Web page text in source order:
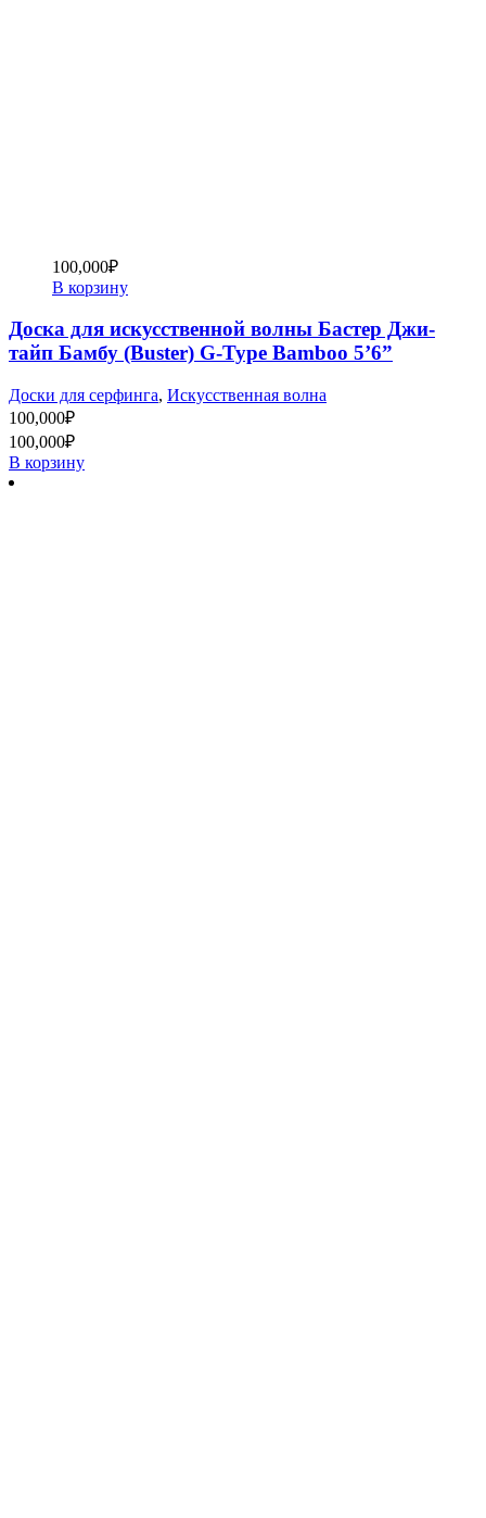
100,000₽
В корзину
Доска для искусственной волны Бастер Джи-
тайп Бамбу (Buster) G-Type Bamboo 5’6”
Доски для серфинга, Искусственная волна
100,000₽
100,000₽
В корзину